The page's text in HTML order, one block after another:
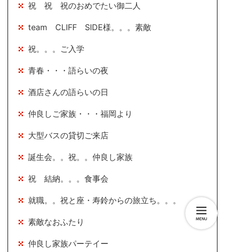
祝 祝 祝のおめでたい御二人
team CLIFF SIDE様。。。素敵
祝。。。ご入学
青春・・・語らいの夜
酒店さんの語らいの日
仲良しご家族・・・福岡より
大型バスの貸切ご来店
誕生会。。祝。。仲良し家族
祝 結納。。。食事会
就職。。祝と座・寿鈴からの旅立ち。。。
素敵なおふたり
仲良し家族パーテイー